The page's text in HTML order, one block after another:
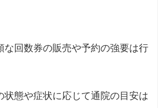
な回数券の販売や予約の強要は行
状態や症状に応じて通院の目安は